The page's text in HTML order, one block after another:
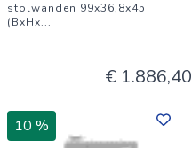
stolwanden 99x36,8x45
(BxHx...
€ 1.886,40
10 %